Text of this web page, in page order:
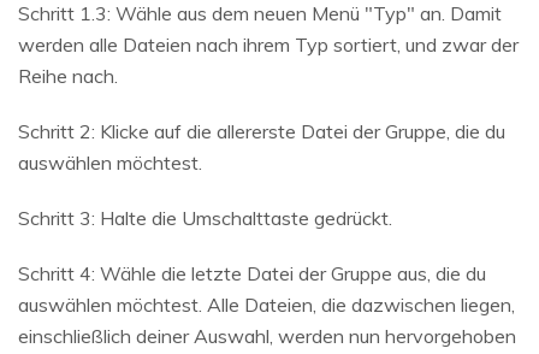
Schritt 1.3: Wähle aus dem neuen Menü "Typ" an. Damit
werden alle Dateien nach ihrem Typ sortiert, und zwar der
Reihe nach.
Schritt 2: Klicke auf die allererste Datei der Gruppe, die du
auswählen möchtest.
Schritt 3: Halte die Umschalttaste gedrückt.
Schritt 4: Wähle die letzte Datei der Gruppe aus, die du
auswählen möchtest. Alle Dateien, die dazwischen liegen,
einschließlich deiner Auswahl, werden nun hervorgehoben